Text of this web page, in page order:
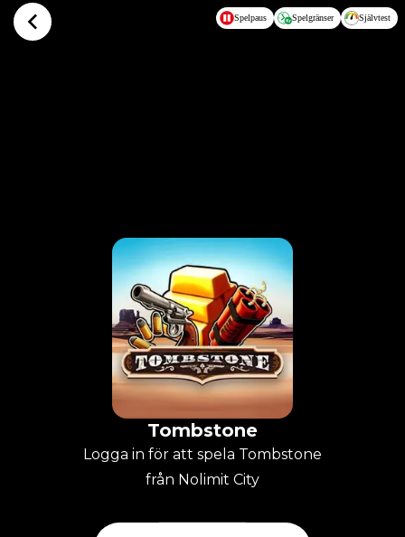
Hoppa till huvudinnehållet Spelpaus Spelgränser Självtest
Tombstone
Logga in för att spela Tombstone
från Nolimit City